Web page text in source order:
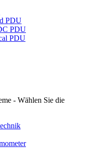
PDU
PDU
PDU
- Wählen Sie die